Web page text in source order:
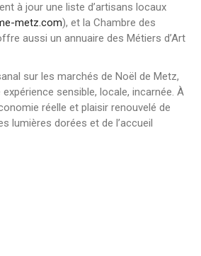
à jour une liste d’artisans locaux
metz.com), et la Chambre des
aussi un annuaire des Métiers d’Art
sur les marchés de Noël de Metz,
sensible, locale, incarnée. À
réelle et plaisir renouvelé de
lumières dorées et de l’accueil